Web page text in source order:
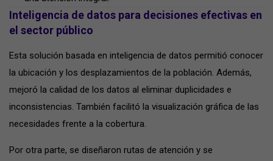
Inteligencia de datos para decisiones efectivas en
el sector público
Esta solución basada en inteligencia de datos permitió conocer
la ubicación y los desplazamientos de la población. Además,
mejoró la calidad de los datos al eliminar duplicidades e
inconsistencias. También facilitó la visualización gráfica de las
necesidades frente a la cobertura.
Por otra parte, se diseñaron rutas de atención y se